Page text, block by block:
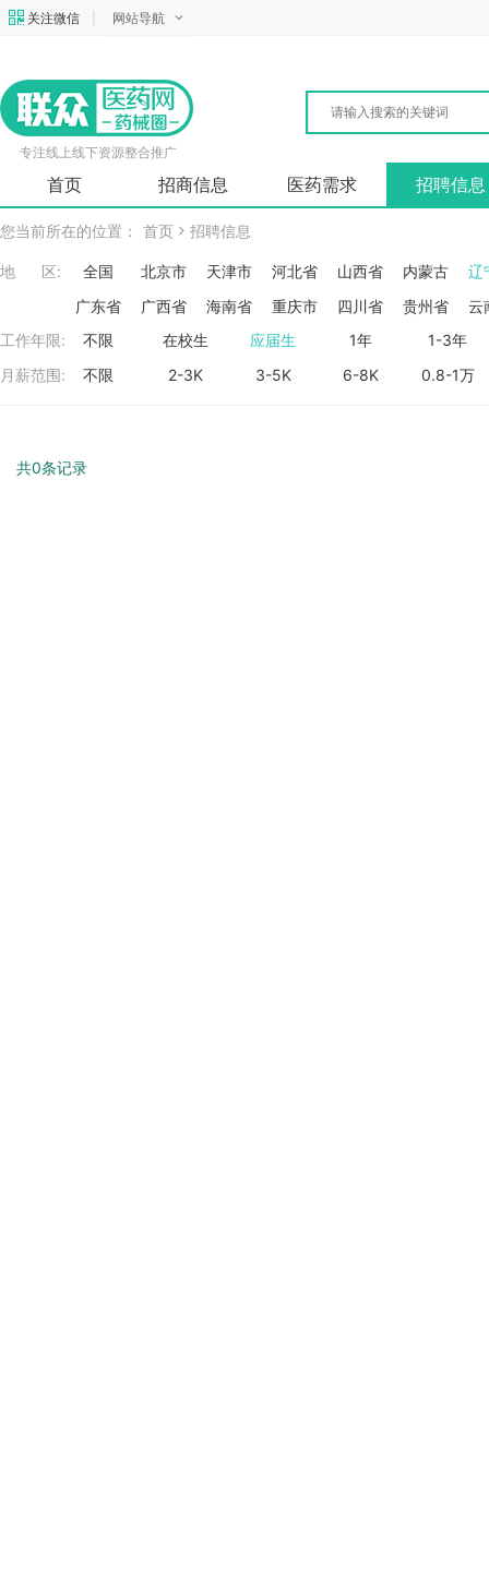
关注微信 网站导航
专注线上线下资源整合推广
首页 招商信息 医药需求 招聘信息
您当前所在的位置： 首页 招聘信息
地 区: 全国 北京市 天津市 河北省 山西省 内蒙古
辽
广东省
广西省 海南省 重庆市 四川省 贵州省
云
工作年限:
不限 在校生 应届生 1年
1-3年
月薪范围:
不限 2-3K 3-5K 6-8K 0.8-1万
共0条记录